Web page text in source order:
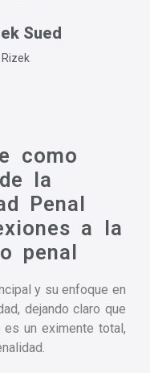
Sued
como
la
Penal
a la
penal
y su enfoque en
dejando claro que
un eximente total,